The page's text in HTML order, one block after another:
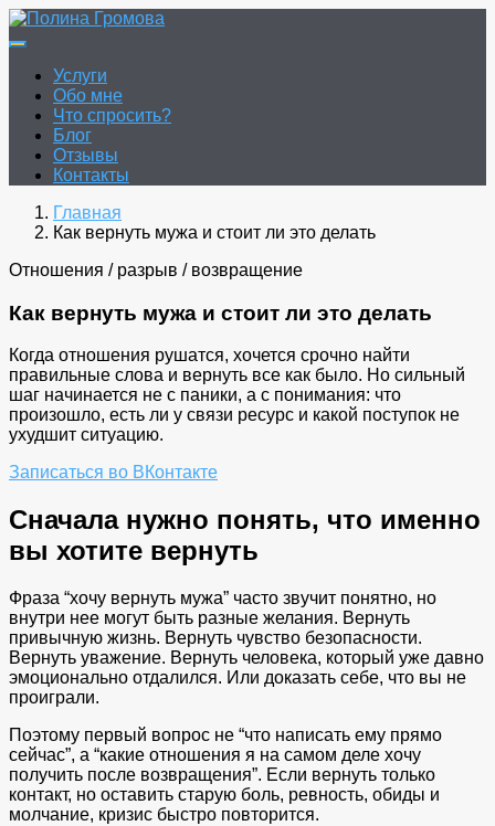
Перейти
к
Услуги
Обо мне
Что спросить?
Блог
Отзывы
Контакты
Главная
Как вернуть мужа и стоит ли это делать
Отношения / разрыв / возвращение
Как вернуть мужа и стоит ли это делать
Когда отношения рушатся, хочется срочно найти
правильные слова и вернуть все как было. Но сильный
шаг начинается не с паники, а с понимания: что
произошло, есть ли у связи ресурс и какой поступок не
ухудшит ситуацию.
Записаться во ВКонтакте
Сначала нужно понять, что именно
вы хотите вернуть
Фраза “хочу вернуть мужа” часто звучит понятно, но
внутри нее могут быть разные желания. Вернуть
привычную жизнь. Вернуть чувство безопасности.
Вернуть уважение. Вернуть человека, который уже давно
эмоционально отдалился. Или доказать себе, что вы не
проиграли.
Поэтому первый вопрос не “что написать ему прямо
сейчас”, а “какие отношения я на самом деле хочу
получить после возвращения”. Если вернуть только
контакт, но оставить старую боль, ревность, обиды и
молчание, кризис быстро повторится.